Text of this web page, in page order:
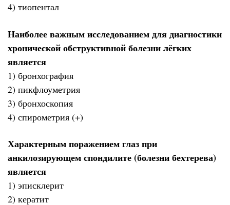
4) тиопентал
Наиболее важным исследованием для диагностики
хронической обструктивной болезни лёгких
является
1) бронхография
2) пикфлоуметрия
3) бронхоскопия
4) спирометрия (+)
Характерным поражением глаз при
анкилозирующем спондилите (болезни бехтерева)
является
1) эписклерит
2) кератит